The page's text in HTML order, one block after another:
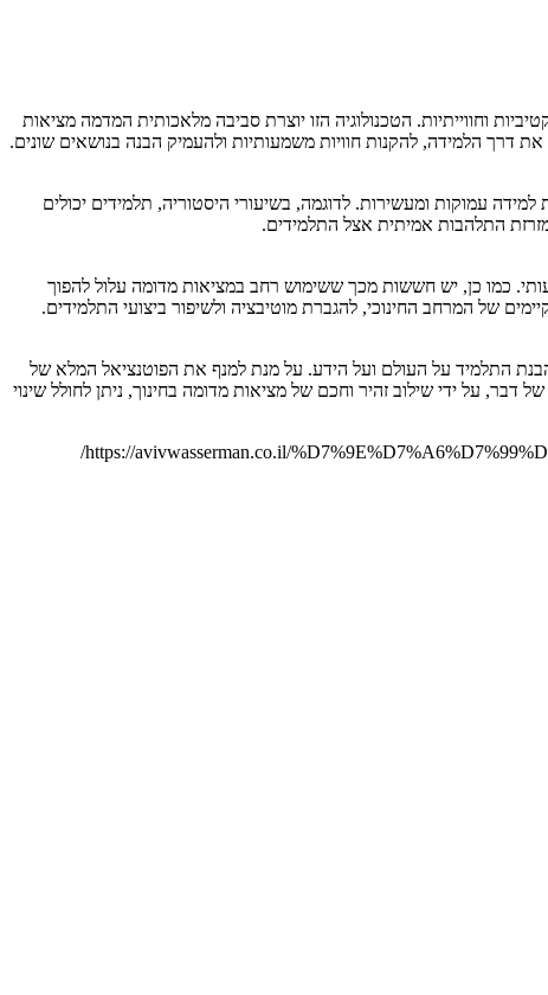
וחווייתיות. הטכנולוגיה הזו יוצרת סביבה מלאכותית המדמה מציאות
הלמידה, להקנות חוויות משמעותיות ולהעמיק הבנה בנושאים שונים.
עמוקות ומעשירות. לדוגמה, בשיעורי היסטוריה, תלמידים יכולים
התלהבות אמיתית אצל התלמידים.
כמו כן, יש חששות מכך ששימוש רחב במציאות מדומה עלול להפוך
של המרחב החינוכי, להגברת מוטיבציה ולשיפור ביצועי התלמידים.
התלמיד על העולם ועל הידע. על מנת למנף את הפוטנציאל המלא של
על ידי שילוב זהיר וחכם של מציאות מדומה בחינוך, ניתן לחולל שינוי
https://avivwasserman.co.il/